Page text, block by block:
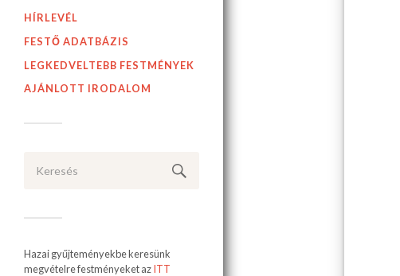
HÍRLEVÉL
FESTŐ ADATBÁZIS
LEGKEDVELTEBB FESTMÉNYEK
AJÁNLOTT IRODALOM
Hazai gyűjteményekbe keresünk
megvételre festményeket azITT